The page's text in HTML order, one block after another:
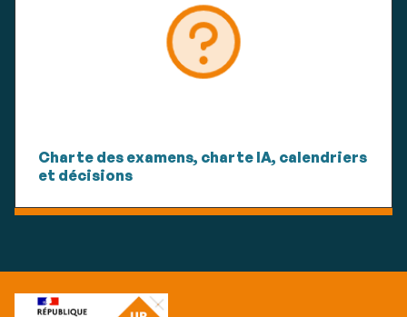
Charte des examens, charte IA, calendriers
et décisions